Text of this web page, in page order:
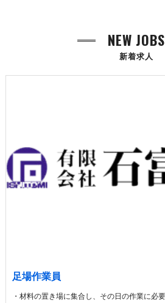
新着求人
NEW JOBS
足場作業員